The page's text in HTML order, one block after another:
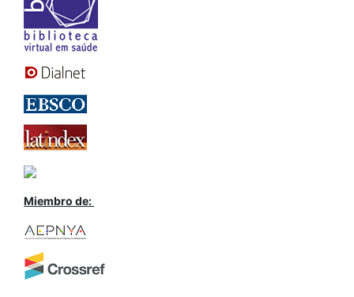
Miembro de: